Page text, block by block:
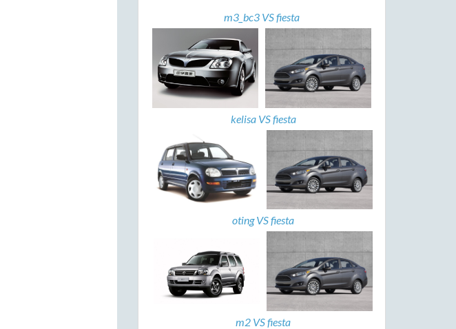
m3_bc3 VS fiesta
kelisa VS fiesta
oting VS fiesta
m2 VS fiesta